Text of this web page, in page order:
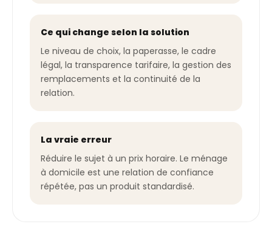
Ce qui change selon la solution
Le niveau de choix, la paperasse, le cadre
légal, la transparence tarifaire, la gestion des
remplacements et la continuité de la
relation.
La vraie erreur
Réduire le sujet à un prix horaire. Le ménage
à domicile est une relation de confiance
répétée, pas un produit standardisé.